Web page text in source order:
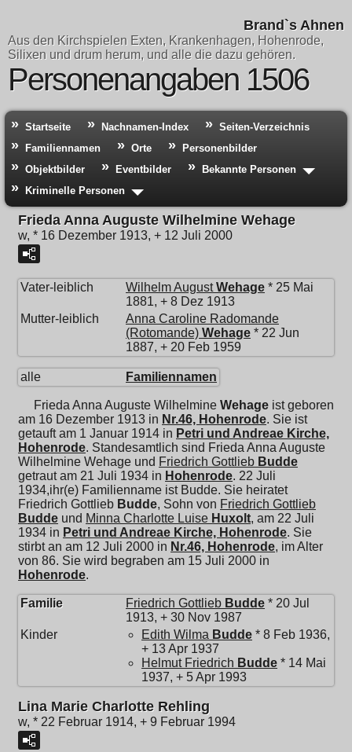
Brand`s Ahnen
Aus den Kirchspielen Exten, Krankenhagen, Hohenrode,
Silixen und drum herum, und alle die dazu gehören.
Personenangaben 1506
Startseite Nachnamen-Index
Seiten-Verzeichnis
Familiennamen
Orte
Personenbilder
Objektbilder
Eventbilder
Bekannte Personen
Kriminelle Personen
Frieda Anna Auguste Wilhelmine Wehage
w, * 16 Dezember 1913, + 12 Juli 2000
Vater-leiblich Wilhelm August Wehage * 25 Mai
1881, + 8 Dez 1913
Mutter-leiblich
Anna Caroline Radomande
(Rotomande) Wehage * 22 Jun
1887, + 20 Feb 1959
alle Familiennamen
Frieda Anna Auguste Wilhelmine Wehage ist geboren
am 16 Dezember 1913 in Nr.46, Hohenrode. Sie ist
getauft am 1 Januar 1914 in Petri und Andreae Kirche,
Hohenrode. Standesamtlich sind Frieda Anna Auguste
Wilhelmine Wehage und Friedrich Gottlieb Budde
getraut am 21 Juli 1934 in Hohenrode. 22 Juli
1934,ihr(e) Familienname ist Budde. Sie heiratet
Friedrich Gottlieb Budde, Sohn von Friedrich Gottlieb
Budde und Minna Charlotte Luise Huxolt, am 22 Juli
1934 in Petri und Andreae Kirche, Hohenrode. Sie
stirbt an am 12 Juli 2000 in Nr.46, Hohenrode, im Alter
von 86. Sie wird begraben am 15 Juli 2000 in
Hohenrode.
Familie Friedrich Gottlieb Budde * 20 Jul
1913, + 30 Nov 1987
Kinder
Edith Wilma Budde * 8 Feb 1936,
+ 13 Apr 1937
Helmut Friedrich Budde * 14 Mai
1937, + 5 Apr 1993
Lina Marie Charlotte Rehling
w, * 22 Februar 1914, + 9 Februar 1994